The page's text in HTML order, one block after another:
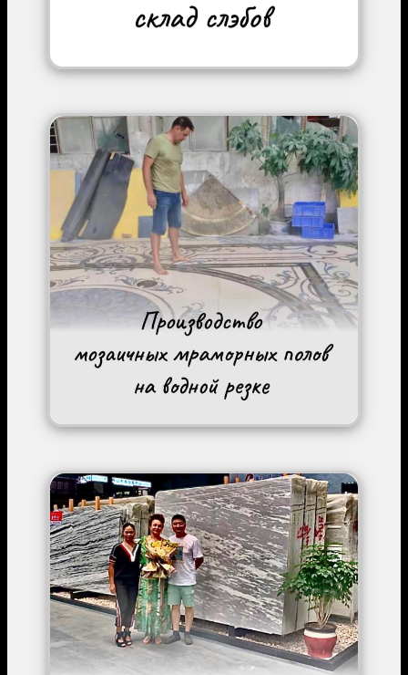
Image
Image